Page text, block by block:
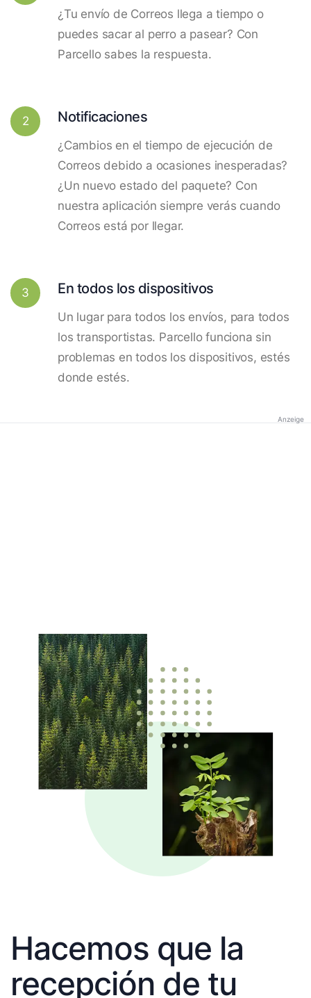
¿Tu envío de Correos llega a tiempo o
puedes sacar al perro a pasear? Con
Parcello sabes la respuesta.
2 Notificaciones
¿Cambios en el tiempo de ejecución de
Correos debido a ocasiones inesperadas?
¿Un nuevo estado del paquete? Con
nuestra aplicación siempre verás cuando
Correos está por llegar.
3 En todos los dispositivos
Un lugar para todos los envíos, para todos
los transportistas. Parcello funciona sin
problemas en todos los dispositivos, estés
donde estés.
Anzeige
Hacemos que la
recepción de tu